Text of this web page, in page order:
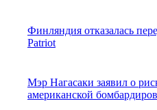
Финляндия отказалась
Patriot
Мэр Нагасаки заявил о
американской